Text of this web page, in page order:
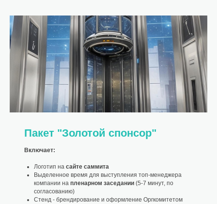
Пакет "Золотой спонсор"
Включает:
Логотип на сайте саммита
Выделенное время для выступления топ-менеджера
компании на пленарном заседании (5-7 минут, по
согласованию)
Стенд - брендирование и оформление Оргкомитетом